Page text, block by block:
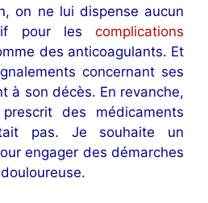
on ne lui dispense aucun
pour les complications
des anticoagulants. Et
concernant ses
à son décès. En revanche,
des médicaments
pas. Je souhaite un
engager des démarches